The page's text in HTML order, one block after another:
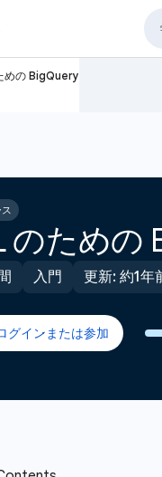
めの BigQuery
のための
入門 更新: 約1年